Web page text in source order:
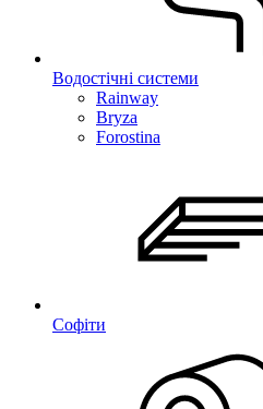
Водостічні системи
Rainway
Bryza
Forostina
Софіти